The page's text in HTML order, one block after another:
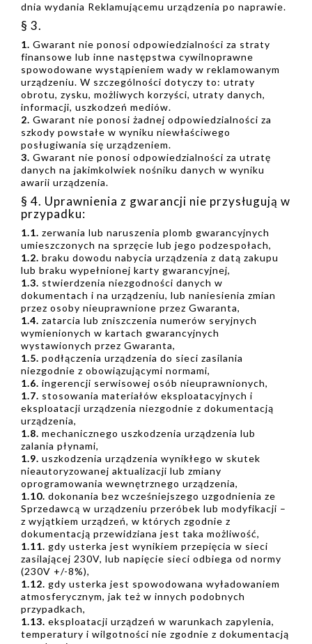
dnia wydania Reklamującemu urządzenia po naprawie.
§ 3.
1. Gwarant nie ponosi odpowiedzialności za straty
finansowe lub inne następstwa cywilnoprawne
spowodowane wystąpieniem wady w reklamowanym
urządzeniu. W szczególności dotyczy to: utraty
obrotu, zysku, możliwych korzyści, utraty danych,
informacji, uszkodzeń mediów.
2. Gwarant nie ponosi żadnej odpowiedzialności za
szkody powstałe w wyniku niewłaściwego
posługiwania się urządzeniem.
3. Gwarant nie ponosi odpowiedzialności za utratę
danych na jakimkolwiek nośniku danych w wyniku
awarii urządzenia.
§ 4. Uprawnienia z gwarancji nie przysługują w
przypadku:
1.1. zerwania lub naruszenia plomb gwarancyjnych
umieszczonych na sprzęcie lub jego podzespołach,
1.2. braku dowodu nabycia urządzenia z datą zakupu
lub braku wypełnionej karty gwarancyjnej,
1.3. stwierdzenia niezgodności danych w
dokumentach i na urządzeniu, lub naniesienia zmian
przez osoby nieuprawnione przez Gwaranta,
1.4. zatarcia lub zniszczenia numerów seryjnych
wymienionych w kartach gwarancyjnych
wystawionych przez Gwaranta,
1.5. podłączenia urządzenia do sieci zasilania
niezgodnie z obowiązującymi normami,
1.6. ingerencji serwisowej osób nieuprawnionych,
1.7. stosowania materiałów eksploatacyjnych i
eksploatacji urządzenia niezgodnie z dokumentacją
urządzenia,
1.8. mechanicznego uszkodzenia urządzenia lub
zalania płynami,
1.9. uszkodzenia urządzenia wynikłego w skutek
nieautoryzowanej aktualizacji lub zmiany
oprogramowania wewnętrznego urządzenia,
1.10. dokonania bez wcześniejszego uzgodnienia ze
Sprzedawcą w urządzeniu przeróbek lub modyfikacji –
z wyjątkiem urządzeń, w których zgodnie z
dokumentacją przewidziana jest taka możliwość,
1.11. gdy usterka jest wynikiem przepięcia w sieci
zasilającej 230V, lub napięcie sieci odbiega od normy
(230V +/-8%),
1.12. gdy usterka jest spowodowana wyładowaniem
atmosferycznym, jak też w innych podobnych
przypadkach,
1.13. eksploatacji urządzeń w warunkach zapylenia,
temperatury i wilgotności nie zgodnie z dokumentacją